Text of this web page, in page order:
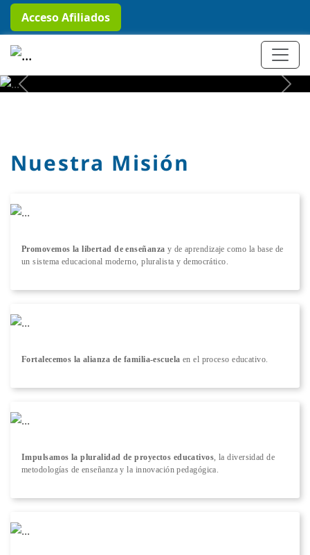
Acceso Afiliados
+ Conocer más
Previous Next
Nuestra Misión
Promovemos la libertad de enseñanza y de aprendizaje como la base de
un sistema educacional moderno, pluralista y democrático.
Fortalecemos la alianza de familia-escuela en el proceso educativo.
Impulsamos la pluralidad de proyectos educativos , la diversidad de
metodologías de enseñanza y la innovación pedagógica.